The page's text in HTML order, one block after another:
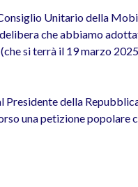
Unitario della
che abbiamo
si terrà il 19 marzo
della
una petizione popolare